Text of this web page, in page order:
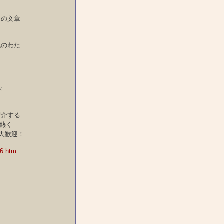
文章
わた
する
く
歓迎！